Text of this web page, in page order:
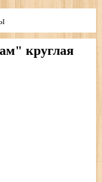
круглая